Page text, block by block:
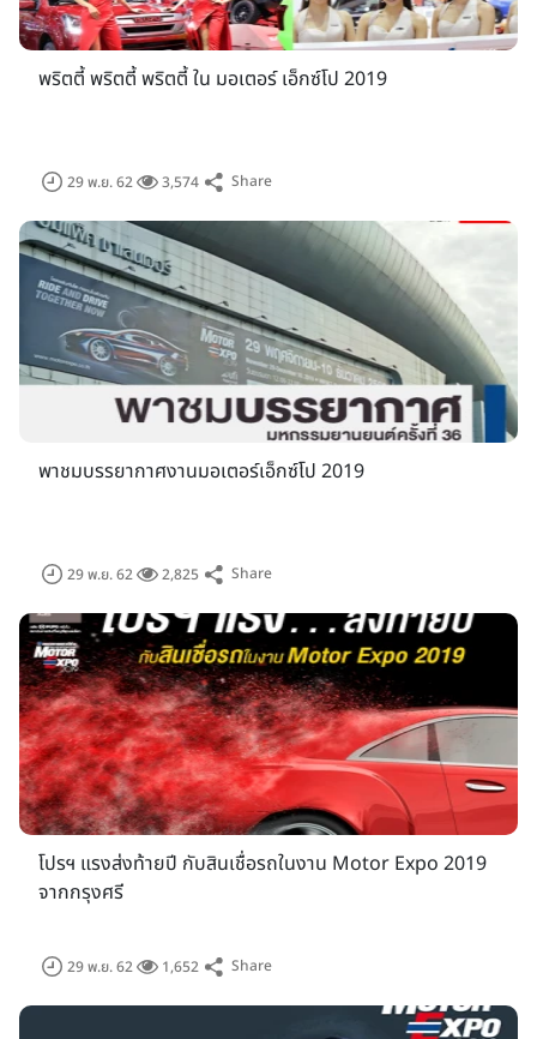
มหกรรมยานยนต์ ครั้งที่ 36 ภายใต้แนวคิด "โลดแล่นทันใด ทะยาน
ไปด้วยกัน-Ride and Drive Together Now" มีค่ายรถยนต์เข้า
ร่วม 36 ผู้ผลิต (ASTON MARTIN, AUDI, BENTLEY, BMW,
CHEVROLET, FOMM, FORD, HONDA, HYUNDAI, ISUZU,
JAGUAR, KIA, LAMBORGHINI, LAND ROVER, LEXUS,
จาก 9 ประเทศ
โปรโมชั่นรถยนต์ร้อนแรงส่งท้ายปีทั้งก่อนและในงาน Motor Expo
2019 ซึ่งในบูธรถยนต์ปีนี้นอกจากรถรุ่นใหม่ที่เปิดตัวไป ยังมีโปรโม
ชั่นเด็ดๆ ให้ลูกค้าได้จับจองกันในงานโปรโมชั่นรถในงานมอเตอร์
เอ็กซ์โป 2019
พริตตี้ พริตตี้ พริตตี้ ใน มอเตอร์ เอ็กซ์โป 2019
29 พ.ย. 62 3,574 Share
พาชมบรรยากาศงานมอเตอร์เอ็กซ์โป 2019
29 พ.ย. 62 2,825 Share
โปรฯ แรงส่งท้ายปี กับสินเชื่อรถในงาน Motor Expo 2019
จากกรุงศรี
29 พ.ย. 62 1,652 Share